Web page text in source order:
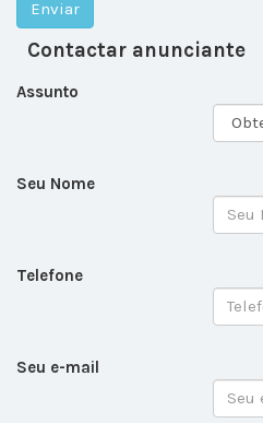
Contactar anunciante
Assunto
Seu Nome
Telefone
Seu e-mail